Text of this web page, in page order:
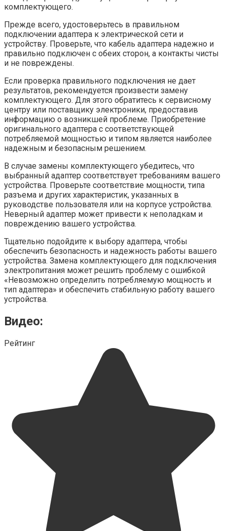
комплектующего.
Прежде всего, удостоверьтесь в правильном
подключении адаптера к электрической сети и
устройству. Проверьте, что кабель адаптера надежно и
правильно подключен с обеих сторон, а контакты чисты
и не повреждены.
Если проверка правильного подключения не дает
результатов, рекомендуется произвести замену
комплектующего. Для этого обратитесь к сервисному
центру или поставщику электроники, предоставив
информацию о возникшей проблеме. Приобретение
оригинального адаптера с соответствующей
потребляемой мощностью и типом является наиболее
надежным и безопасным решением.
В случае замены комплектующего убедитесь, что
выбранный адаптер соответствует требованиям вашего
устройства. Проверьте соответствие мощности, типа
разъема и других характеристик, указанных в
руководстве пользователя или на корпусе устройства.
Неверный адаптер может привести к неполадкам и
повреждению вашего устройства.
Тщательно подойдите к выбору адаптера, чтобы
обеспечить безопасность и надежность работы вашего
устройства. Замена комплектующего для подключения
электропитания может решить проблему с ошибкой
«Невозможно определить потребляемую мощность и
тип адаптера» и обеспечить стабильную работу вашего
устройства.
Видео:
Рейтинг